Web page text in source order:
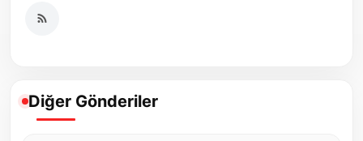
Diğer Gönderiler